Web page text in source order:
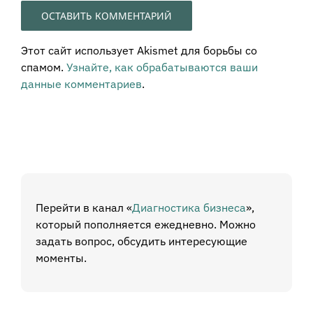
Этот сайт использует Akismet для борьбы со
спамом. Узнайте, как обрабатываются ваши
данные комментариев.
Перейти в канал «Диагностика бизнеса»,
который пополняется ежедневно. Можно
задать вопрос, обсудить интересующие
моменты.